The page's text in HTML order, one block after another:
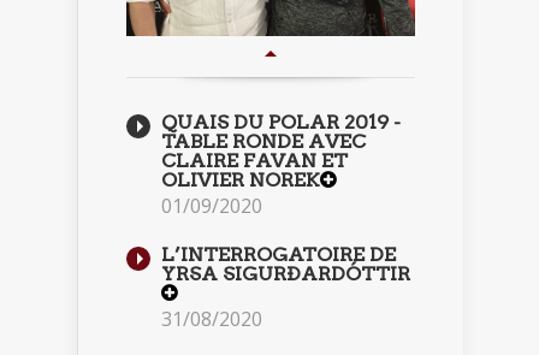
QUAIS DU POLAR 2019 -
TABLE RONDE AVEC
CLAIRE FAVAN ET
OLIVIER NOREK
01/09/2020
L’INTERROGATOIRE DE
YRSA SIGURÐARDÓTTIR
31/08/2020